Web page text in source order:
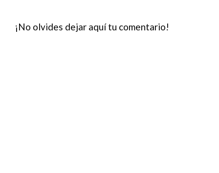
¡No olvides dejar aquí tu comentario!